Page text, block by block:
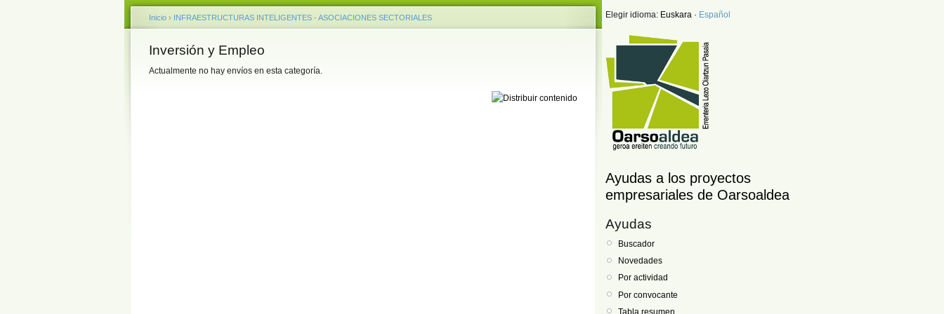
Inicio › INFRAESTRUCTURAS INTELIGENTES - ASOCIACIONES SECTORIALES
Inversión y Empleo
Actualmente no hay envíos en esta categoría.
Elegir idioma: Euskara · Español
Ayudas a los proyectos
empresariales de Oarsoaldea
Ayudas
Buscador
Novedades
Por actividad
Por convocante
Tabla resumen